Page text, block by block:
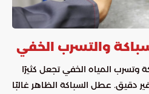
والتسرب الخفي
وتسرب المياه الخفي تجعل كثيرًا
دقيق. عطل السباكة الظاهر غالبًا